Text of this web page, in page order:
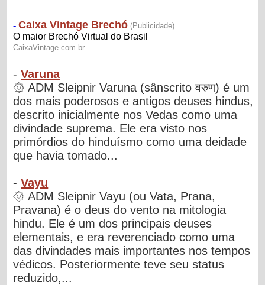
-Varuna
۞ ADM Sleipnir Varuna (sânscrito वरुण) é um
dos mais poderosos e antigos deuses hindus,
descrito inicialmente nos Vedas como uma
divindade suprema. Ele era visto nos
primórdios do hinduísmo como uma deidade
que havia tomado...
-Vayu
۞ ADM Sleipnir Vayu (ou Vata, Prana,
Pravana) é o deus do vento na mitologia
hindu. Ele é um dos principais deuses
elementais, e era reverenciado como uma
das divindades mais importantes nos tempos
védicos. Posteriormente teve seu status
reduzido,...